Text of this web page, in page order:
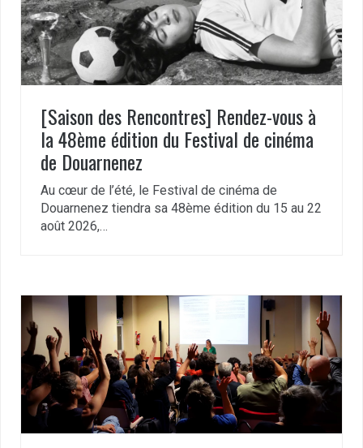
[Saison des Rencontres] Rendez-vous à
la 48ème édition du Festival de cinéma
de Douarnenez
Au cœur de l’été, le Festival de cinéma de
Douarnenez tiendra sa 48ème édition du 15 au 22
août 2026,…